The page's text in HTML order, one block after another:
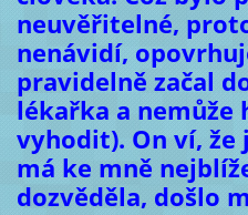
neuvěřitelné,
nenávidí,
pravidelně začal
lékařka a
vyhodit). On ví,
má ke mně
dozvěděla, došlo